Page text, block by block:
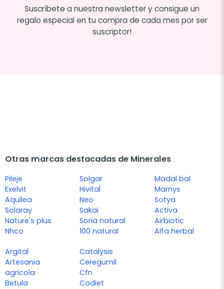
Suscríbete a nuestra newsletter y consigue un
regalo especial en tu compra de cada mes por ser
suscriptor!
Otras marcas destacadas de Minerales
Pileje
Exelvit
Aquilea
Solaray
Nature's plus
Nhco
Solgar
Hivital
Neo
Sakai
Soria natural
100 natural
Madal bal
Marnys
Sotya
Activa
Airbiotic
Alfa herbal
Argital
Artesania
agricola
Betula
Catalysis
Ceregumil
Cfn
Codiet